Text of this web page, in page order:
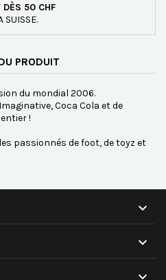
DÈS 50 CHF
SUISSE.
PRODUIT
du mondial 2006.
Coca Cola et de
!
passionnés de foot, de toyz et

